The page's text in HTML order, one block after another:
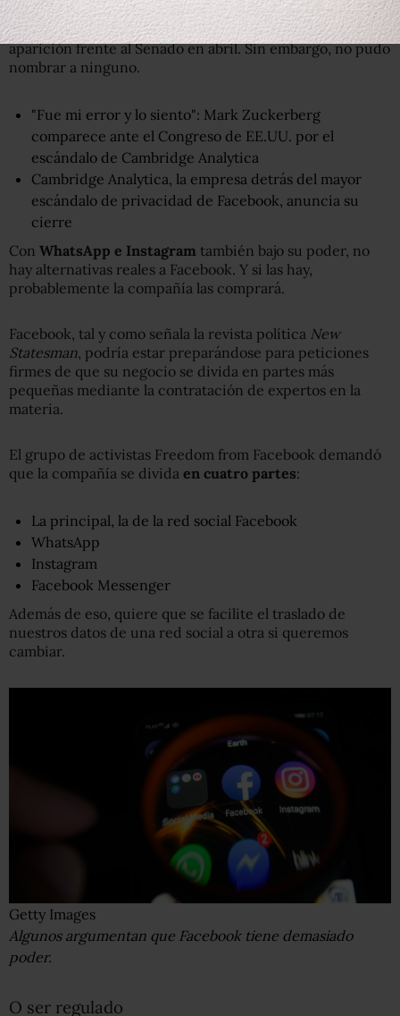
"Tenemos muchos competidores", dijo el fundador y
director de la red social, Mark Zuckerberg, durante su
aparición frente al Senado en abril. Sin embargo, no pudo
nombrar a ninguno.
"Fue mi error y lo siento": Mark Zuckerberg
comparece ante el Congreso de EE.UU. por el
escándalo de Cambridge Analytica
Cambridge Analytica, la empresa detrás del mayor
escándalo de privacidad de Facebook, anuncia su
cierre
Con WhatsApp e Instagram también bajo su poder, no
hay alternativas reales a Facebook. Y si las hay,
probablemente la compañía las comprará.
Facebook, tal y como señala la revista política New
Statesman , podría estar preparándose para peticiones
firmes de que su negocio se divida en partes más
pequeñas mediante la contratación de expertos en la
materia.
El grupo de activistas Freedom from Facebook demandó
que la compañía se divida en cuatro partes:
La principal, la de la red social Facebook
WhatsApp
Instagram
Facebook Messenger
Además de eso, quiere que se facilite el traslado de
nuestros datos de una red social a otra si queremos
cambiar.
Getty Images
Algunos argumentan que Facebook tiene demasiado
poder.
O ser regulado